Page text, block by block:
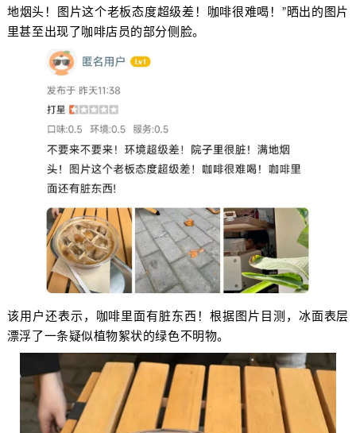
地烟头！图片这个老板态度超级差！咖啡很难喝！”晒出的图片
里甚至出现了咖啡店员的部分侧脸。
该用户还表示，咖啡里面有脏东西！根据图片目测，冰面表层
漂浮了一条疑似植物絮状的绿色不明物。